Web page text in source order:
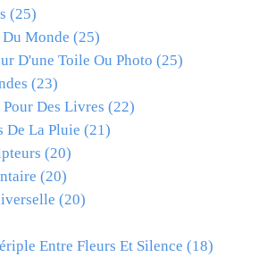
(25)
Du Monde (25)
D'une Toile Ou Photo (25)
(23)
Des Livres (22)
De La Pluie (21)
(20)
(20)
(20)
Entre Fleurs Et Silence (18)